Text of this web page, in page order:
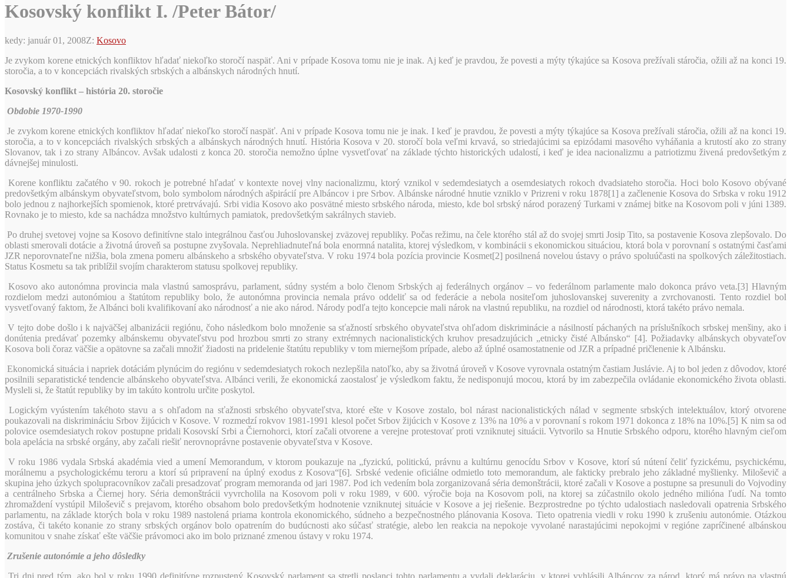
Kosovský konflikt I. /Peter Bátor/
kedy: január 01, 2008Z: Kosovo
Je zvykom korene etnických konfliktov hľadať niekoľko storočí naspäť. Ani v prípade Kosova tomu nie je inak. Aj keď je pravdou, že povesti a mýty týkajúce sa Kosova prežívali stáročia, ožili až na konci 19.
storočia, a to v koncepciách rivalských srbských a albánskych národných hnutí.
Kosovský konflikt – história 20. storočie
Obdobie 1970-1990
Je zvykom korene etnických konfliktov hľadať niekoľko storočí naspäť. Ani v prípade Kosova tomu nie je inak. I keď je pravdou, že povesti a mýty týkajúce sa Kosova prežívali stáročia, ožili až na konci 19.
storočia, a to v koncepciách rivalských srbských a albánskych národných hnutí. História Kosova v 20. storočí bola veľmi krvavá, so striedajúcimi sa epizódami masového vyháňania a krutostí ako zo strany
Slovanov, tak i zo strany Albáncov. Avšak udalosti z konca 20. storočia nemožno úplne vysvetľovať na základe týchto historických udalostí, i keď je idea nacionalizmu a patriotizmu živená predovšetkým z
dávnejšej minulosti.
Korene konfliktu začatého v 90. rokoch je potrebné hľadať v kontexte novej vlny nacionalizmu, ktorý vznikol v sedemdesiatych a osemdesiatych rokoch dvadsiateho storočia. Hoci bolo Kosovo obývané
predovšetkým albánskym obyvateľstvom, bolo symbolom národných ašpirácií pre Albáncov i pre Srbov. Albánske národné hnutie vzniklo v Prizreni v roku 1878[1] a začlenenie Kosova do Srbska v roku 1912
bolo jednou z najhorkejších spomienok, ktoré pretrvávajú. Srbi vidia Kosovo ako posvätné miesto srbského národa, miesto, kde bol srbský národ porazený Turkami v známej bitke na Kosovom poli v júni 1389.
Rovnako je to miesto, kde sa nachádza množstvo kultúrnych pamiatok, predovšetkým sakrálnych stavieb.
Po druhej svetovej vojne sa Kosovo definitívne stalo integrálnou časťou Juhoslovanskej zväzovej republiky. Počas režimu, na čele ktorého stál až do svojej smrti Josip Tito, sa postavenie Kosova zlepšovalo. Do
oblasti smerovali dotácie a životná úroveň sa postupne zvyšovala. Neprehliadnuteľná bola enormná natalita, ktorej výsledkom, v kombinácii s ekonomickou situáciou, ktorá bola v porovnaní s ostatnými časťami
JZR neporovnateľne nižšia, bola zmena pomeru albánskeho a srbského obyvateľstva. V roku 1974 bola pozícia provincie Kosmet[2] posilnená novelou ústavy o právo spoluúčasti na spolkových záležitostiach.
Status Kosmetu sa tak priblížil svojím charakterom statusu spolkovej republiky.
Kosovo ako autonómna provincia mala vlastnú samosprávu, parlament, súdny systém a bolo členom Srbských aj federálnych orgánov – vo federálnom parlamente malo dokonca právo veta.[3] Hlavným
rozdielom medzi autonómiou a štatútom republiky bolo, že autonómna provincia nemala právo oddeliť sa od federácie a nebola nositeľom juhoslovanskej suverenity a zvrchovanosti. Tento rozdiel bol
vysvetľovaný faktom, že Albánci boli kvalifikovaní ako národnosť a nie ako národ. Národy podľa tejto koncepcie mali nárok na vlastnú republiku, na rozdiel od národnosti, ktorá takéto právo nemala.
V tejto dobe došlo i k najväčšej albanizácii regiónu, čoho následkom bolo množenie sa sťažností srbského obyvateľstva ohľadom diskriminácie a násilností páchaných na príslušníkoch srbskej menšiny, ako i
donútenia predávať pozemky albánskemu obyvateľstvu pod hrozbou smrti zo strany extrémnych nacionalistických kruhov presadzujúcich „etnicky čisté Albánsko“ [4]. Požiadavky albánskych obyvateľov
Kosova boli čoraz väčšie a opätovne sa začali množiť žiadosti na pridelenie štatútu republiky v tom miernejšom prípade, alebo až úplné osamostatnenie od JZR a prípadné pričlenenie k Albánsku.
Ekonomická situácia i napriek dotáciám plynúcim do regiónu v sedemdesiatych rokoch nezlepšila natoľko, aby sa životná úroveň v Kosove vyrovnala ostatným častiam Juslávie. Aj to bol jeden z dôvodov, ktoré
posilnili separatistické tendencie albánskeho obyvateľstva. Albánci verili, že ekonomická zaostalosť je výsledkom faktu, že nedisponujú mocou, ktorá by im zabezpečila ovládanie ekonomického života oblasti.
Mysleli si, že štatút republiky by im takúto kontrolu určite poskytol.
Logickým vyústením takéhoto stavu a s ohľadom na sťažnosti srbského obyvateľstva, ktoré ešte v Kosove zostalo, bol nárast nacionalistických nálad v segmente srbských intelektuálov, ktorý otvorene
poukazovali na diskrimináciu Srbov žijúcich v Kosove. V rozmedzí rokvov 1981-1991 klesol počet Srbov žijúcich v Kosove z 13% na 10% a v porovnaní s rokom 1971 dokonca z 18% na 10%.[5] K nim sa od
polovice osemdesiatych rokov postupne pridali Kosovskí Srbi a Čiernohorci, ktorí začali otvorene a verejne protestovať proti vzniknutej situácii. Vytvorilo sa Hnutie Srbského odporu, ktorého hlavným cieľom
bola apelácia na srbské orgány, aby začali riešiť nerovnoprávne postavenie obyvateľstva v Kosove.
V roku 1986 vydala Srbská akadémia vied a umení Memorandum, v ktorom poukazuje na „fyzickú, politickú, právnu a kultúrnu genocídu Srbov v Kosove, ktorí sú nútení čeliť fyzickému, psychickému,
morálnemu a psychologickému teroru a ktorí sú pripravení na úplný exodus z Kosova“[6]. Srbské vedenie oficiálne odmietlo toto memorandum, ale fakticky prebralo jeho základné myšlienky. Miloševič a
skupina jeho úzkych spolupracovníkov začali presadzovať program memoranda od jari 1987. Pod ich vedením bola zorganizovaná séria demonštrácii, ktoré začali v Kosove a postupne sa presunuli do Vojvodiny
a centrálneho Srbska a Čiernej hory. Séria demonštrácii vyvrcholila na Kosovom poli v roku 1989, v 600. výročie boja na Kosovom poli, na ktorej sa zúčastnilo okolo jedného milióna ľudí. Na tomto
zhromaždení vystúpil Miloševič s prejavom, ktorého obsahom bolo predovšetkým hodnotenie vzniknutej situácie v Kosove a jej riešenie. Bezprostredne po týchto udalostiach nasledovali opatrenia Srbského
parlamentu, na základe ktorých bola v roku 1989 nastolená priama kontrola ekonomického, súdneho a bezpečnostného plánovania Kosova. Tieto opatrenia viedli v roku 1990 k zrušeniu autonómie. Otázkou
zostáva, či takéto konanie zo strany srbských orgánov bolo opatrením do budúcnosti ako súčasť stratégie, alebo len reakcia na nepokoje vyvolané narastajúcimi nepokojmi v regióne zapríčinené albánskou
komunitou v snahe získať ešte väčšie právomoci ako im bolo priznané zmenou ústavy v roku 1974.
Zrušenie autonómie a jeho dôsledky
Tri dni pred tým, ako bol v roku 1990 definitívne rozpustený Kosovský parlament sa stretli poslanci tohto parlamentu a vydali deklaráciu, v ktorej vyhlásili Albáncov za národ, ktorý má právo na vlastnú